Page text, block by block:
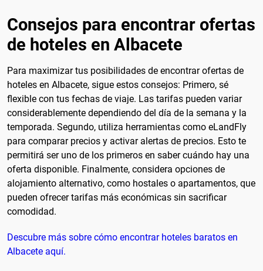
Consejos para encontrar ofertas
de hoteles en Albacete
Para maximizar tus posibilidades de encontrar ofertas de
hoteles en Albacete, sigue estos consejos: Primero, sé
flexible con tus fechas de viaje. Las tarifas pueden variar
considerablemente dependiendo del día de la semana y la
temporada. Segundo, utiliza herramientas como eLandFly
para comparar precios y activar alertas de precios. Esto te
permitirá ser uno de los primeros en saber cuándo hay una
oferta disponible. Finalmente, considera opciones de
alojamiento alternativo, como hostales o apartamentos, que
pueden ofrecer tarifas más económicas sin sacrificar
comodidad.
Descubre más sobre cómo encontrar hoteles baratos en
Albacete aquí.